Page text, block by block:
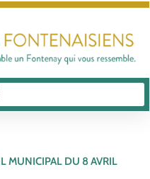
MUNICIPAL DU 8 AVRIL